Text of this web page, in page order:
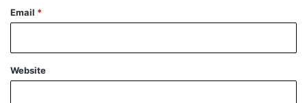
a
Email *
Website